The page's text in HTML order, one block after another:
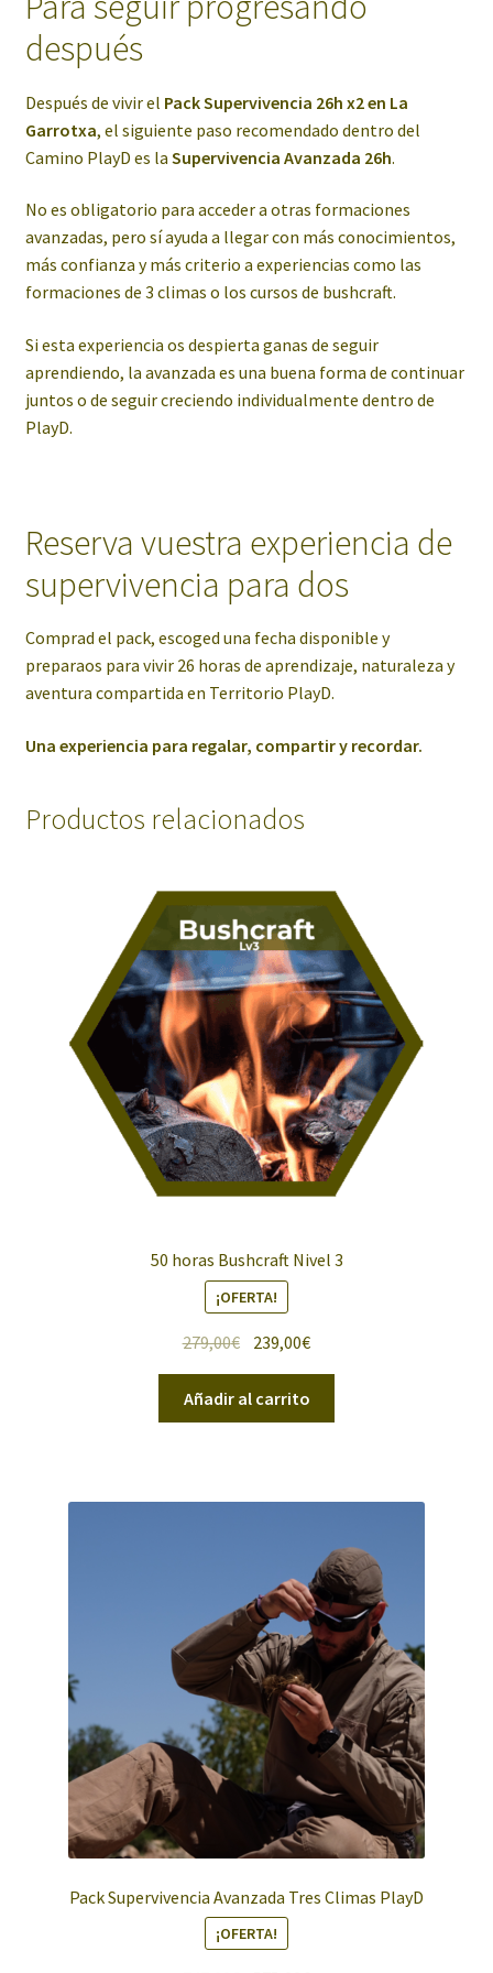
después
Después de vivir el Pack Supervivencia 26h x2 en La
Garrotxa, el siguiente paso recomendado dentro del
Camino PlayD es la Supervivencia Avanzada 26h.
No es obligatorio para acceder a otras formaciones
avanzadas, pero sí ayuda a llegar con más conocimientos,
más confianza y más criterio a experiencias como las
formaciones de 3 climas o los cursos de bushcraft.
Si esta experiencia os despierta ganas de seguir
aprendiendo, la avanzada es una buena forma de continuar
juntos o de seguir creciendo individualmente dentro de
PlayD.
Reserva vuestra experiencia de
supervivencia para dos
Comprad el pack, escoged una fecha disponible y
preparaos para vivir 26 horas de aprendizaje, naturaleza y
aventura compartida en Territorio PlayD.
Una experiencia para regalar, compartir y recordar.
Productos relacionados
50 horas Bushcraft Nivel 3
¡OFERTA!
279,00€ El
original
era:
239,00€El
es:
Añadir al carrito
Pack Supervivencia Avanzada Tres Climas PlayD
¡OFERTA!